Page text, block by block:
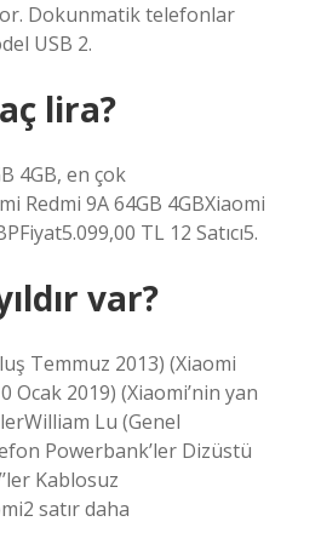
Dokunmatik telefonlar
USB 2.
lira?
4GB, en çok
Redmi 9A 64GB 4GBXiaomi
TL 12 Satıcı5.
var?
Temmuz 2013) (Xiaomi
Ocak 2019) (Xiaomi’nin yan
Lu (Genel
Powerbank’ler Dizüstü
Kablosuz
satır daha